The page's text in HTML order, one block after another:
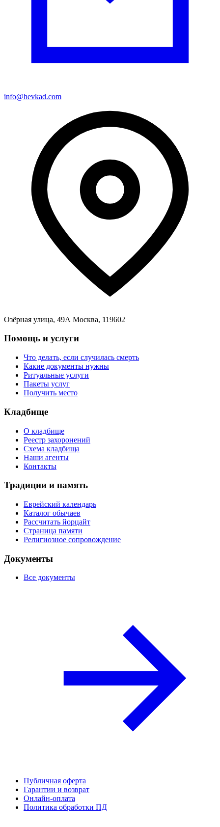
info@hevkad.com
Озёрная улица, 49А Москва, 119602
Помощь и услуги
Что делать, если случилась смерть
Какие документы нужны
Ритуальные услуги
Пакеты услуг
Получить место
Кладбище
О кладбище
Реестр захоронений
Схема кладбища
Наши агенты
Контакты
Традиции и память
Еврейский календарь
Каталог обычаев
Рассчитать йорцайт
Страница памяти
Религиозное сопровождение
Документы
Все документы
Публичная оферта
Гарантии и возврат
Онлайн-оплата
Политика обработки ПД